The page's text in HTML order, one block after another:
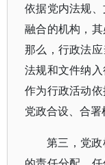
依据党内法规
融合的机构，其
那么，行政法
法规和文件纳
作为行政活动
党政合设、合
第三，党